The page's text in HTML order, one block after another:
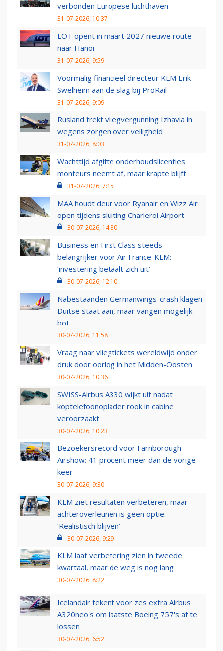
verbonden Europese luchthaven
31-07-2026, 10:37
LOT opent in maart 2027 nieuwe route
naar Hanoi
31-07-2026, 9:59
Voormalig financieel directeur KLM Erik
Swelheim aan de slag bij ProRail
31-07-2026, 9:09
Rusland trekt vliegvergunning Izhavia in
wegens zorgen over veiligheid
31-07-2026, 8:03
Wachttijd afgifte onderhoudslicenties
monteurs neemt af, maar krapte blijft
31-07-2026, 7:15
MAA houdt deur voor Ryanair en Wizz Air
open tijdens sluiting Charleroi Airport
30-07-2026, 14:30
Business en First Class steeds
belangrijker voor Air France-KLM:
‘investering betaalt zich uit’
30-07-2026, 12:10
Nabestaanden Germanwings-crash klagen
Duitse staat aan, maar vangen mogelijk
bot
30-07-2026, 11:58
Vraag naar vliegtickets wereldwijd onder
druk door oorlog in het Midden-Oosten
30-07-2026, 10:36
SWISS-Airbus A330 wijkt uit nadat
koptelefoonoplader rook in cabine
veroorzaakt
30-07-2026, 10:23
Bezoekersrecord voor Farnborough
Airshow: 41 procent meer dan de vorige
keer
30-07-2026, 9:30
KLM ziet resultaten verbeteren, maar
achteroverleunen is geen optie:
‘Realistisch blijven’
30-07-2026, 9:29
KLM laat verbetering zien in tweede
kwartaal, maar de weg is nog lang
30-07-2026, 8:22
Icelandair tekent voor zes extra Airbus
A320neo's om laatste Boeing 757's af te
lossen
30-07-2026, 6:52